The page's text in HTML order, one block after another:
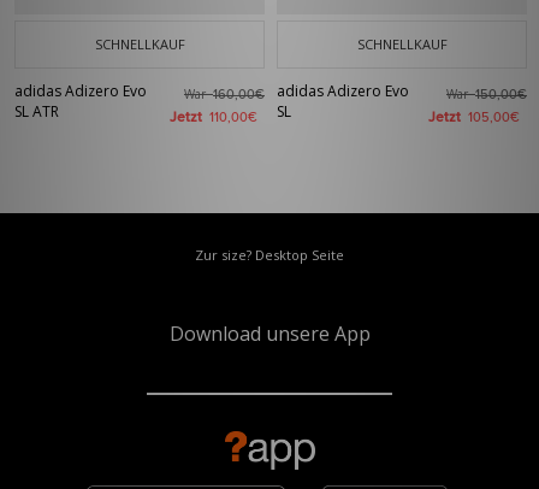
SCHNELLKAUF
adidas Adizero Evo
SL ATR
War160,00€
Jetzt 110,00€
SCHNELLKAUF
adidas Adizero Evo
SL
War150,00€
Jetzt 105,00€
Zur size? Desktop Seite
Download unsere App